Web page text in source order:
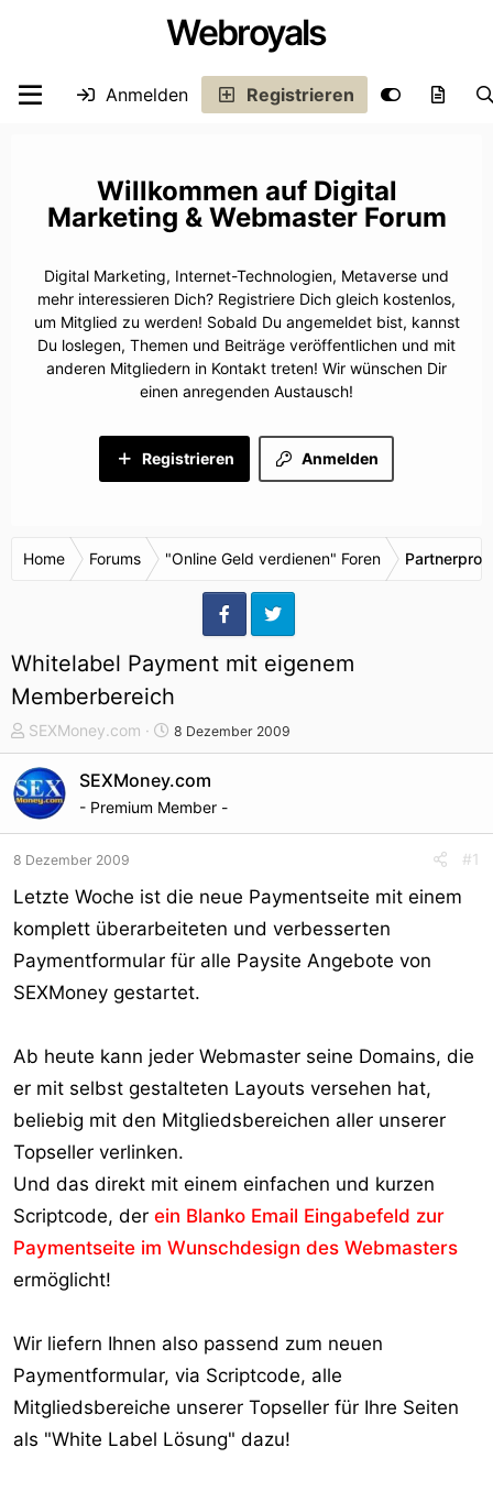
Webroyals
Anmelden Registrieren
Digital
Marketing & Webmaster Forum
Digital Marketing, Internet-Technologien, Metaverse und
mehr interessieren Dich? Registriere Dich gleich kostenlos,
um Mitglied zu werden! Sobald Du angemeldet bist, kannst
Du loslegen, Themen und Beiträge veröffentlichen und mit
anderen Mitgliedern in Kontakt treten! Wir wünschen Dir
einen anregenden Austausch!
Anmelden
Registrieren
Home Forums "Online Geld verdienen" Foren
Whitelabel Payment mit eigenem
Memberbereich
T
h
e
m
e
s
t
r
t
e
SEXMoney.com
S
t
a
t
m
8 Dezember 2009
SEXMoney.com
- Premium Member -
8 Dezember 2009 #1
Letzte Woche ist die neue Paymentseite mit einem
komplett überarbeiteten und verbesserten
Paymentformular für alle Paysite Angebote von
SEXMoney gestartet.
Ab heute kann jeder Webmaster seine Domains, die
er mit selbst gestalteten Layouts versehen hat,
beliebig mit den Mitgliedsbereichen aller unserer
Topseller verlinken.
Und das direkt mit einem einfachen und kurzen
Scriptcode, der ein Blanko Email Eingabefeld zur
Paymentseite im Wunschdesign des Webmasters
ermöglicht!
Wir liefern Ihnen also passend zum neuen
Paymentformular, via Scriptcode, alle
Mitgliedsbereiche unserer Topseller für Ihre Seiten
als "White Label Lösung" dazu!